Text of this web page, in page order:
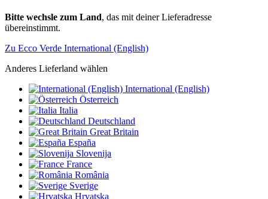
Bitte wechsle zum Land, das mit deiner Lieferadresse
übereinstimmt.
Zu Ecco Verde International (English)
Anderes Lieferland wählen
International (English)
Österreich
Italia
Deutschland
Great Britain
España
Slovenija
France
România
Sverige
Hrvatska